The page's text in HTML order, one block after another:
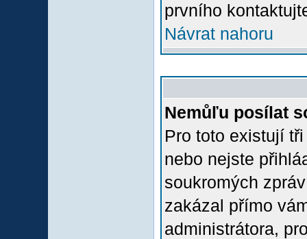
prvního
Návrat nahoru
Nemůľu posílat
Pro toto existují
nebo nejste
soukromých
zakázal přímo
administrátora,